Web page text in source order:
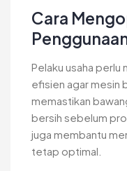
Cara
Pelaku usaha perlu
efisien agar mesin
memastikan
bersih sebelum
juga membantu
tetap optimal.